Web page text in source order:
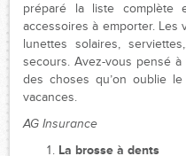
préparé la liste complète
accessoires à emporter. Les
lunettes solaires,
secours. Avez-vous pensé
des choses qu’on oublie
vacances.
AG Insurance
La brosse à dents